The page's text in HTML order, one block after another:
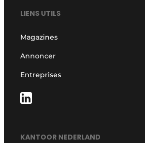
LIENS UTILS
Magazines
Annoncer
Entreprises
KANTOOR NEDERLAND